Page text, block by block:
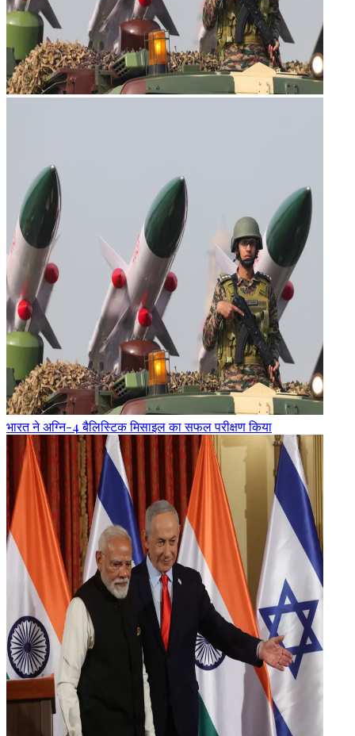
भारत ने अग्नि-4 बैलिस्टिक मिसाइल का सफल परीक्षण किया